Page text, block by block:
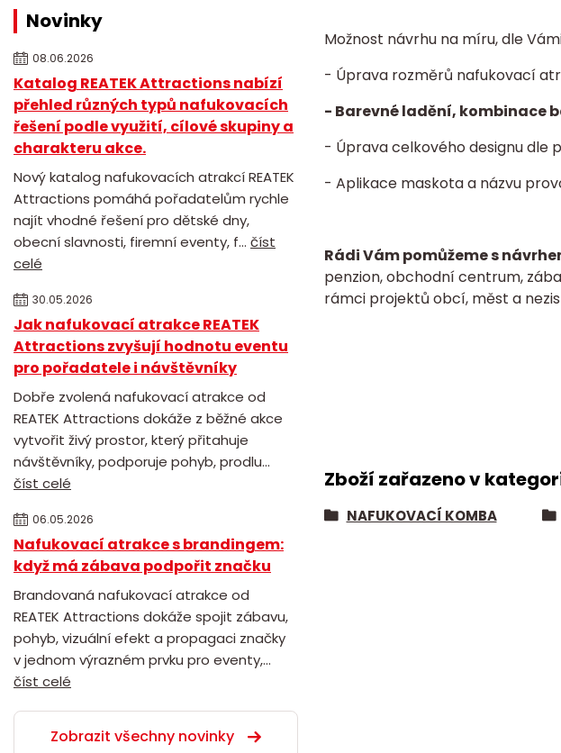
Novinky
08.06.2026
Katalog REATEK Attractions nabízí
přehled různých typů nafukovacích
řešení podle využití, cílové skupiny a
charakteru akce.
Nový katalog nafukovacích atrakcí REATEK
Attractions pomáhá pořadatelům rychle
najít vhodné řešení pro dětské dny,
obecní slavnosti, firemní eventy, f... číst
celé
30.05.2026
Jak nafukovací atrakce REATEK
Attractions zvyšují hodnotu eventu
pro pořadatele i návštěvníky
Dobře zvolená nafukovací atrakce od
REATEK Attractions dokáže z běžné akce
vytvořit živý prostor, který přitahuje
návštěvníky, podporuje pohyb, prodlu...
číst celé
06.05.2026
Nafukovací atrakce s brandingem:
když má zábava podpořit značku
Brandovaná nafukovací atrakce od
REATEK Attractions dokáže spojit zábavu,
pohyb, vizuální efekt a propagaci značky
v jednom výrazném prvku pro eventy,...
číst celé
Zobrazit všechny novinky
Možnost návrhu na míru, dle
- Úprava rozměrů nafukovací
- Barevné ladění, kombinace
- Úprava celkového designu dle
- Aplikace maskota a názvu
Rádi Vám pomůžeme s
penzion, obchodní centrum,
rámci projektů obcí, měst a
Zboží zařazeno v
NAFUKOVACÍ KOMBA